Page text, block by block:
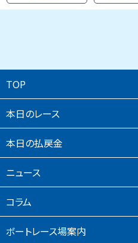
TOP
本⽇のレース
本⽇の払戻⾦
ニュース
コラム
ボートレース場案内